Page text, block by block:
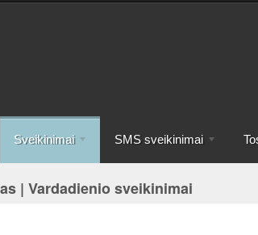
Sveikinimai SMS sveikinimai
| Vardadienio sveikinimai